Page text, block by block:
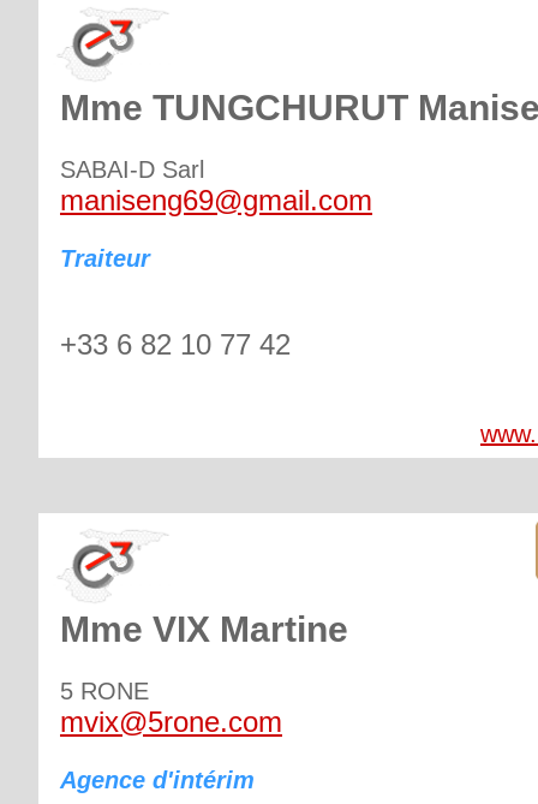
Mme TUNGCHURUT
SABAI-D Sarl
maniseng69@gmail.com
Traiteur
+33 6 82 10 77 42
Mme VIX Martine
5 RONE
mvix@5rone.com
Agence d'intérim